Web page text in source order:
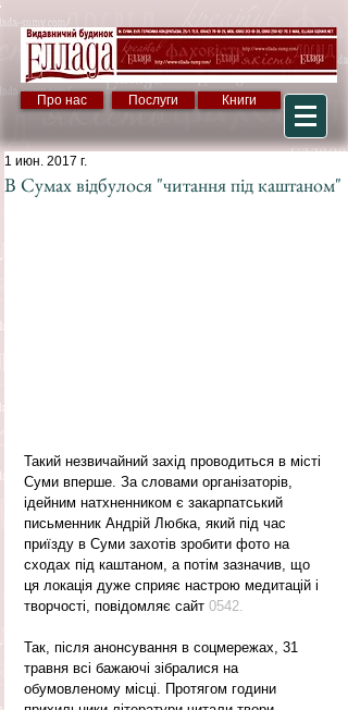
Про нас Послуги Книги
В Сумах відбулося "читання під каштаном"
1 июн. 2017 г.
Такий незвичайний захід проводиться в місті
Суми вперше. За словами організаторів,
ідейним натхненником є ​​закарпатський
письменник Андрій Любка, який під час
приїзду в Суми захотів зробити фото на
сходах під каштаном, а потім зазначив, що
ця локація дуже сприяє настрою медитацій і
творчості, повідомляє сайт 0542.
Так, після анонсування в соцмережах, 31
травня всі бажаючі зібралися на
обумовленому місці. Протягом години